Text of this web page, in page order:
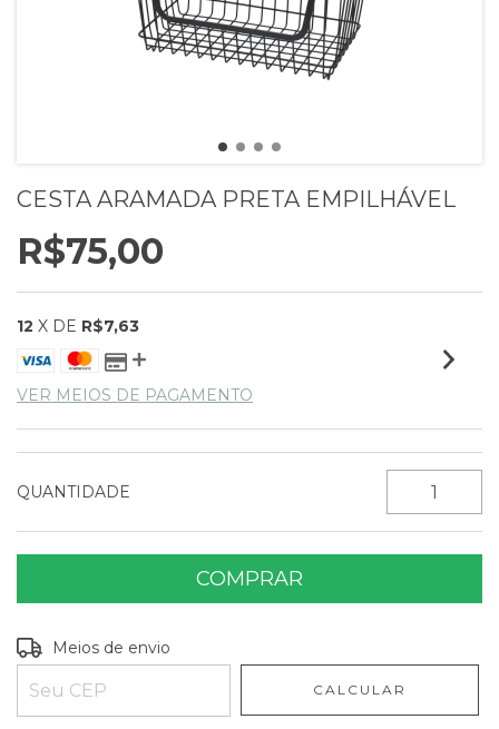
CESTA ARAMADA PRETA EMPILHÁVEL
R$75,00
12 X DE R$7,63
VER MEIOS DE PAGAMENTO
QUANTIDADE
Entregas para o CEP:
Meios de envio
CALCULAR